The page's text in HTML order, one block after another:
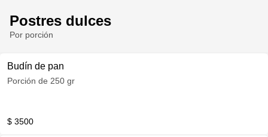
Postres dulces
Por porción
Budín de pan
Porción de 250 gr
$ 3500